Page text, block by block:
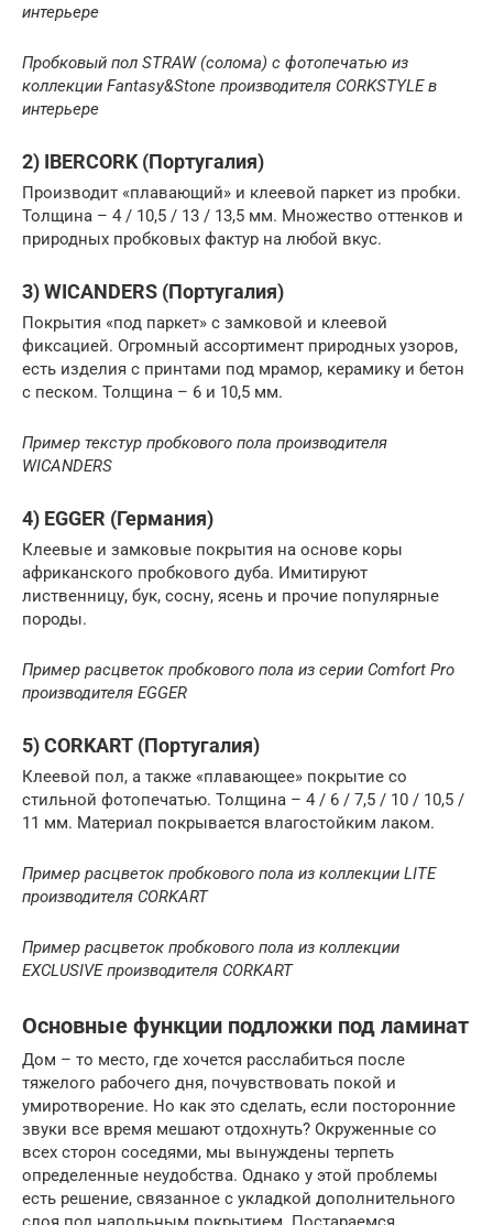
интерьере
Пробковый пол STRAW (солома) с фотопечатью из
коллекции Fantasy&Stone производителя CORKSTYLE в
интерьере
2) IBERCORK (Португалия)
Производит «плавающий» и клеевой паркет из пробки.
Толщина – 4 / 10,5 / 13 / 13,5 мм. Множество оттенков и
природных пробковых фактур на любой вкус.
3) WICANDERS (Португалия)
Покрытия «под паркет» с замковой и клеевой
фиксацией. Огромный ассортимент природных узоров,
есть изделия с принтами под мрамор, керамику и бетон
с песком. Толщина – 6 и 10,5 мм.
Пример текстур пробкового пола производителя
WICANDERS
4) EGGER (Германия)
Клеевые и замковые покрытия на основе коры
африканского пробкового дуба. Имитируют
лиственницу, бук, сосну, ясень и прочие популярные
породы.
Пример расцветок пробкового пола из серии Comfort Pro
производителя EGGER
5) CORKART (Португалия)
Клеевой пол, а также «плавающее» покрытие со
стильной фотопечатью. Толщина – 4 / 6 / 7,5 / 10 / 10,5 /
11 мм. Материал покрывается влагостойким лаком.
Пример расцветок пробкового пола из коллекции LITE
производителя CORKART
Пример расцветок пробкового пола из коллекции
EXCLUSIVE производителя CORKART
Основные функции подложки под ламинат
Дом – то место, где хочется расслабиться после
тяжелого рабочего дня, почувствовать покой и
умиротворение. Но как это сделать, если посторонние
звуки все время мешают отдохнуть? Окруженные со
всех сторон соседями, мы вынуждены терпеть
определенные неудобства. Однако у этой проблемы
есть решение, связанное с укладкой дополнительного